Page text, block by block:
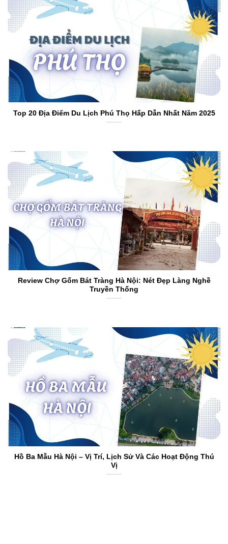
Top 20 Địa Điểm Du Lịch Phú Thọ Hấp Dẫn Nhất Năm 2025
Review Chợ Gốm Bát Tràng Hà Nội: Nét Đẹp Làng Nghề
Truyền Thống
Hồ Ba Mẫu Hà Nội – Vị Trí, Lịch Sử Và Các Hoạt Động Thú
Vị